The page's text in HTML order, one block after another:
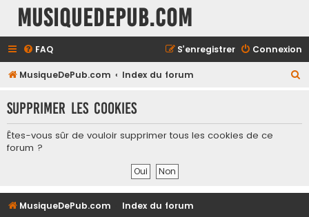
MusiqueDePub.com
FAQ Connexion
S’enregistrer
MusiqueDePub.com Index du forum
h
Supprimer les cookies
Êtes-vous sûr de vouloir supprimer tous les cookies de ce
forum ?
MusiqueDePub.com
Index du forum